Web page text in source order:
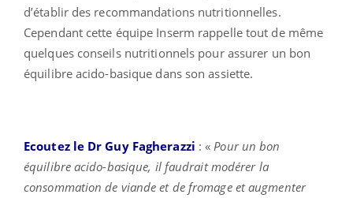
d’établir des recommandations nutritionnelles.
Cependant cette équipe Inserm rappelle tout de même
quelques conseils nutritionnels pour assurer un bon
équilibre acido-basique dans son assiette.
Ecoutez le Dr Guy Fagherazzi : « Pour un bon
équilibre acido-basique, il faudrait modérer la
consommation de viande et de fromage et augmenter